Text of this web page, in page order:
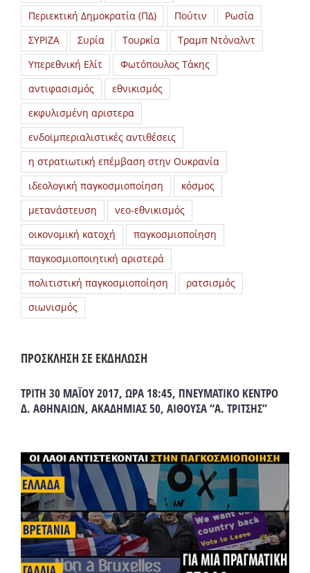
Περιεκτική Δημοκρατία (ΠΔ)
Πούτιν
Ρωσία
ΣΥΡΙΖΑ
Συρία Τουρκία
Τραμπ Ντόναλντ
Υπερεθνική Ελίτ
Φωτόπουλος Τάκης
αντιφασισμός
εθνικισμός
εκφυλισμένη αριστερα
ενδοϊμπεριαλιστικές αντιθέσεις
η στρατιωτική επέμβαση στην Ουκρανία
ιδεολογική παγκοσμιοποίηση
κόσμος
μετανάστευση
νεο-εθνικισμός
οικονομική κατοχή
παγκοσμιοποίηση
παγκοσμιοποιητική αριστερά
πολιτιστική παγκοσμιοποίηση
ρατσισμός
σιωνισμός
ΠΡΟΣΚΛΗΣΗ ΣΕ ΕΚΔΗΛΩΣΗ
ΤΡΙΤΗ 30 ΜΑΪΟΥ 2017, ΩΡΑ 18:45, ΠΝΕΥΜΑΤΙΚΟ ΚΕΝΤΡΟ
Δ. ΑΘΗΝΑΙΩΝ, ΑΚΑΔΗΜΙΑΣ 50, ΑΙΘΟΥΣΑ “Α. ΤΡΙΤΣΗΣ”